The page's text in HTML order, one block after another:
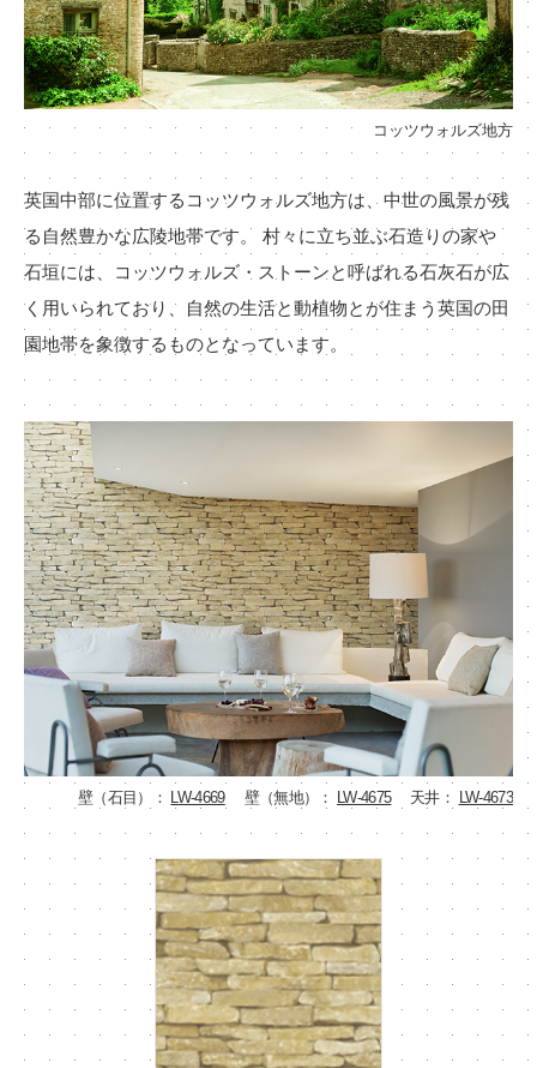
コッツウォルズ地方
英国中部に位置するコッツウォルズ地方は、中世の風景が残
る自然豊かな広陵地帯です。 村々に立ち並ぶ石造りの家や
石垣には、コッツウォルズ・ストーンと呼ばれる石灰石が広
く用いられており、自然の生活と動植物とが住まう英国の田
園地帯を象徴するものとなっています。
壁（石目）： LW-4669壁（無地）： LW-4675天井： LW-4673